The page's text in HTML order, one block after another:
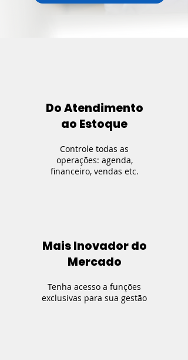
Do Atendimento
ao Estoque
Controle todas as
operações: agenda,
financeiro, vendas etc.
Mais Inovador do
Mercado
Tenha acesso a funções
exclusivas para sua gestão